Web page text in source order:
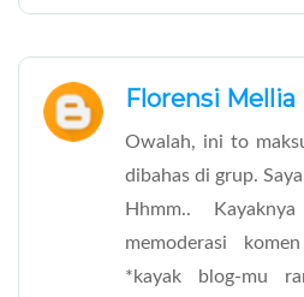
Florensi Mellia
Owalah, ini to
dibahas di grup.
Hhmm..
memoderasi
*kayak blog-mu